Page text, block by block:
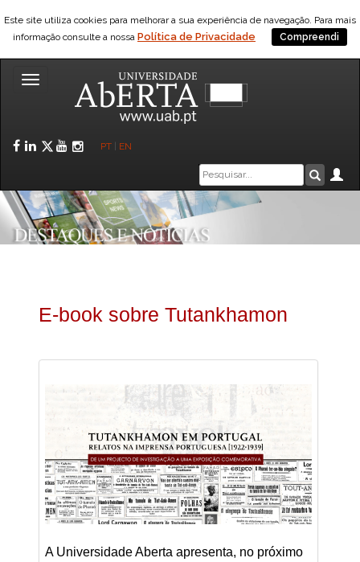
Este site utiliza cookies para melhorar a sua experiência de navegação. Para mais
informação consulte a nossa Política de Privacidade Compreendi
Toggle
Facebook
LinkedIn
Twitter
YouTube
Instagram
PT EN
Caixa
de
pesquisa
E-book sobre Tutankhamon
A Universidade Aberta apresenta, no próximo